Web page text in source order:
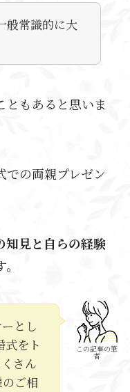
般常識的に大
ともあると思いま
での両親プレゼン
知見と自らの経験
この記事の筆
者
とし
をト
さん
ご相